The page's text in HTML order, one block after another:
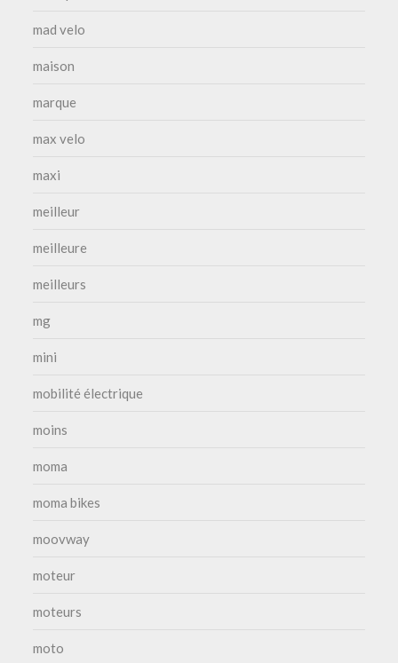
mad velo
maison
marque
max velo
maxi
meilleur
meilleure
meilleurs
mg
mini
mobilité électrique
moins
moma
moma bikes
moovway
moteur
moteurs
moto